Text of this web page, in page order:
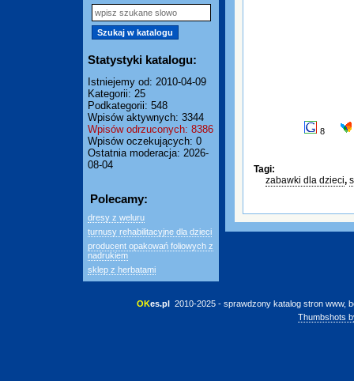
Statystyki katalogu:
Istniejemy od: 2010-04-09
Kategorii: 25
Podkategorii: 548
Wpisów aktywnych: 3344
Wpisów odrzuconych: 8386
Wpisów oczekujących: 0
Ostatnia moderacja: 2026-
08-04
Polecamy:
dresy z weluru
turnusy rehabilitacyjne dla dzieci
producent opakowań foliowych z
nadrukiem
sklep z herbatami
8
Tagi:
zabawki dla dzieci,
OKes.pl 2010-2025 - sprawdzony katalog stron www,
Thumbshots